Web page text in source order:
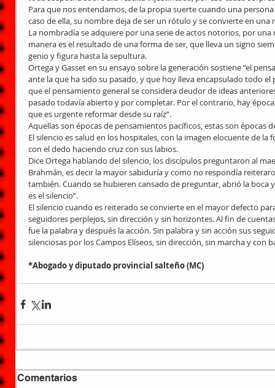
Para que nos entendamos, de la propia suerte cuando una
caso de ella, su nombre deja de ser un rótulo y se convierte en una
La nombradía se adquiere por una serie de actos notorios, por
manera es el resultado de una forma de ser, que lleva un signo
genio y figura hasta la sepultura.
Ortega y Gasset en su ensayo sobre la generación sostiene “el
ante la que ha sido su pasado, y que hoy lleva encapsulado todo
que el pensamiento general se considera deudor de ideas
pasado todavía abierto y por completar. Por el contrario, hay
que es urgente reformar desde su raíz”.
Aquellas son épocas de pensamientos pacíficos, estas son épocas
El silencio es salud en los hospitales, con la imagen elocuente de
con el dedo haciendo cruz con sus labios.
Dice Ortega hablando del silencio, los discípulos preguntaron al
Brahmán, es decir la mayor sabiduría y como no respondía
también. Cuando se hubieren cansado de preguntar, abrió la boca
es el silencio”.
El silencio cuando es reiterado se convierte en el mayor defecto
seguidores perplejos, sin dirección y sin horizontes. Al fin de
fue la palabra y después la acción. Sin palabra y sin acción sus
silenciosas por los Campos Elíseos, sin dirección, sin marcha y con
*Abogado y diputado provincial salteño (MC)
Comentarios